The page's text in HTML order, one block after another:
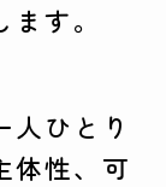
す。
ひとり
体性、可